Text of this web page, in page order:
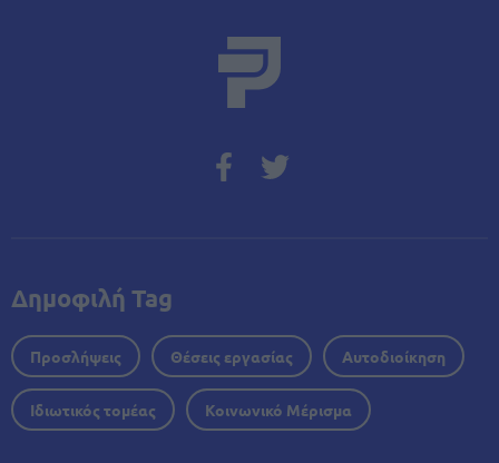
Δημοφιλή Tag
Προσλήψεις Θέσεις εργασίας Αυτοδιοίκηση
Ιδιωτικός τομέας Κοινωνικό Μέρισμα